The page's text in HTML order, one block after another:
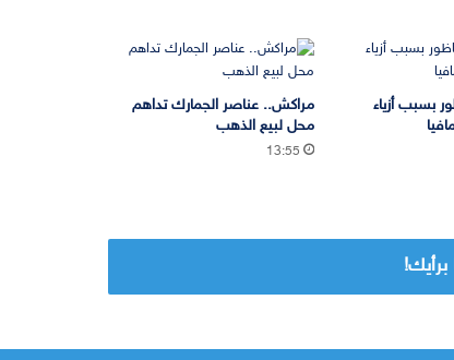
بسبب أزياء
مراكش.. عناصر الجمارك تداهم
محل لبيع الذهب
13:55
برأيك!